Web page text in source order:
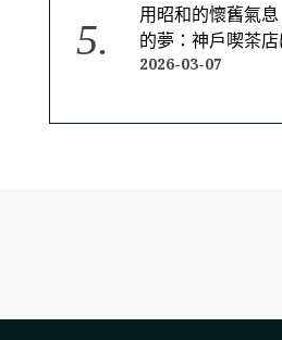
用昭和的懷舊氣
的夢：神戶喫茶
2026-03-07